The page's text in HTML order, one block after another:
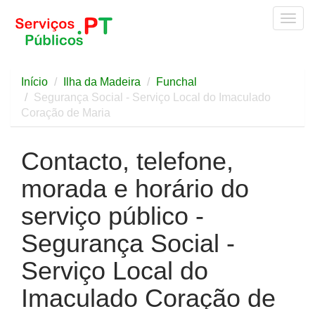
Início Ilha da Madeira
Funchal
Segurança Social - Serviço Local do Imaculado
Coração de Maria
Contacto, telefone,
morada e horário do
serviço público -
Segurança Social -
Serviço Local do
Imaculado Coração de